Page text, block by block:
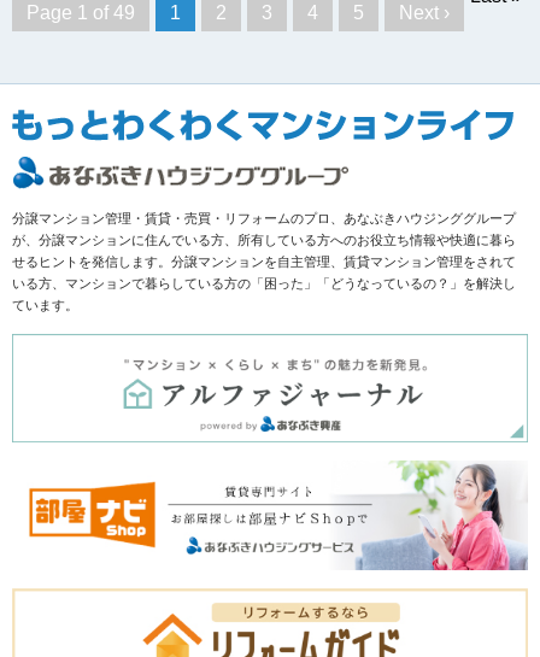
Page 1 of 49 1 2 3 4 5 Next ›
分譲マンション管理・賃貸・売買・リフォームのプロ、あなぶきハウジンググループ
が、分譲マンションに住んでいる方、所有している方へのお役立ち情報や快適に暮ら
せるヒントを発信します。分譲マンションを自主管理、賃貸マンション管理をされて
いる方、マンションで暮らしている方の「困った」「どうなっているの？」を解決し
ています。